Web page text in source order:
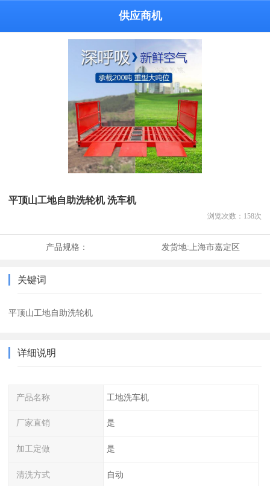
供应商机
平顶山工地自助洗轮机 洗车机
浏览次数： 158次
产品规格： 发货地:上海市嘉定区
关键词
平顶山工地自助洗轮机
详细说明
产品名称 工地洗车机
厂家直销 是
加工定做 是
清洗方式 自动